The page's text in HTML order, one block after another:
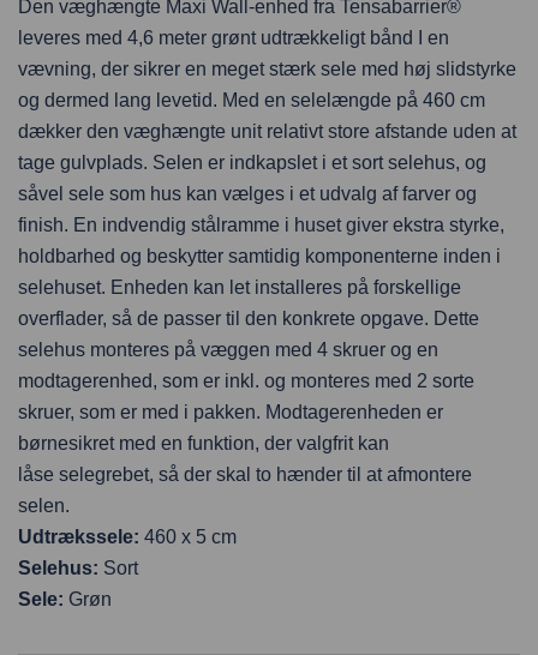
Den væghængte Maxi Wall-enhed fra Tensabarrier®
leveres med 4,6 meter grønt udtrækkeligt bånd I en
vævning, der sikrer en meget stærk sele med høj slidstyrke
og dermed lang levetid. Med en selelængde på 460 cm
dækker den væghængte unit relativt store afstande uden at
tage gulvplads. Selen er indkapslet i et sort selehus, og
såvel sele som hus kan vælges i et udvalg af farver og
finish. En indvendig stålramme i huset giver ekstra styrke,
holdbarhed og beskytter samtidig komponenterne inden i
selehuset. Enheden kan let installeres på forskellige
overflader, så de passer til den konkrete opgave. Dette
selehus monteres på væggen med 4 skruer og en
modtagerenhed, som er inkl. og monteres med 2 sorte
skruer, som er med i pakken. Modtagerenheden er
børnesikret med en funktion, der valgfrit kan
låse selegrebet, så der skal to hænder til at afmontere
selen.
Udtrækssele: 460 x 5 cm
Selehus: Sort
Sele: Grøn